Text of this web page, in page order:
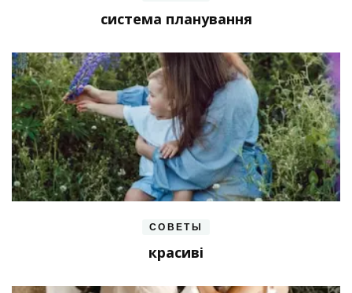
система планування
СОВЕТЫ
красиві